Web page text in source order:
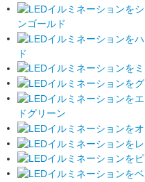
ンゴールド
ド
ドグリーン